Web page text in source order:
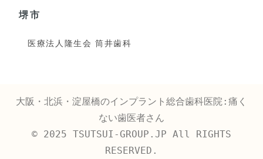
堺市
医療法人隆生会 筒井歯科
大阪・北浜・淀屋橋のインプラント総合歯科医院:痛く
ない歯医者さん
© 2025 TSUTSUI-GROUP.JP All RIGHTS
RESERVED.